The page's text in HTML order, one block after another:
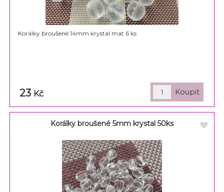
Korálky broušené 14mm krystal mat 6 ks
23 Kč
Korálky broušené 5mm krystal 50ks